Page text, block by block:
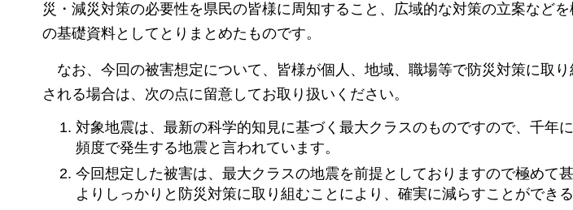
災・減災対策の必要性を県民の皆様に周知すること、広域的な対策の立案など
の基礎資料としてとりまとめたものです。
なお、今回の被害想定について、皆様が個人、地域、職場等で防災対策に取
される場合は、次の点に留意してお取り扱いください。
対象地震は、最新の科学的知見に基づく最大クラスのものですので、千年
頻度で発生する地震と言われています。
今回想定した被害は、最大クラスの地震を前提としておりますので極めて
よりしっかりと防災対策に取り組むことにより、確実に減らすことができ